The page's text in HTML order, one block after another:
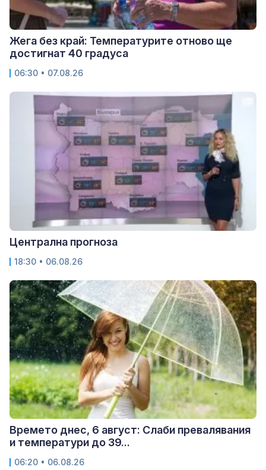
Жега без край: Температурите отново ще
достигнат 40 градуса
06:30 • 07.08.26
Централна прогноза
18:30 • 06.08.26
Времето днес, 6 август: Слаби превалявания
и температури до 39...
06:20 • 06.08.26